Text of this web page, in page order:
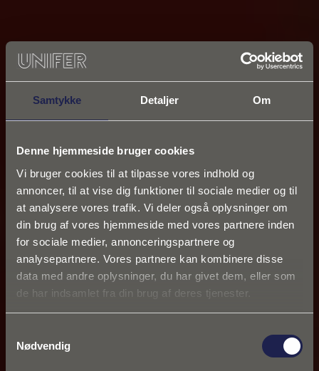
Samtykke Detaljer Om
Denne hjemmeside bruger cookies
Vi bruger cookies til at tilpasse vores indhold og
annoncer, til at vise dig funktioner til sociale medier og til
at analysere vores trafik. Vi deler også oplysninger om
din brug af vores hjemmeside med vores partnere inden
for sociale medier, annonceringspartnere og
analysepartnere. Vores partnere kan kombinere disse
data med andre oplysninger, du har givet dem, eller som
de har indsamlet fra din brug af deres tjenester.
Nødvendig